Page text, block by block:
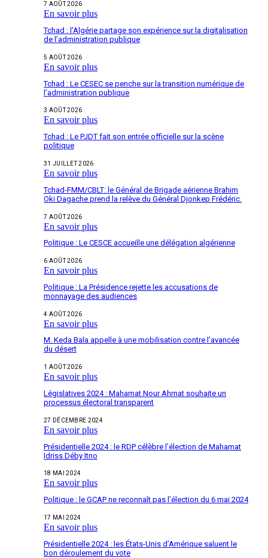
7 AOÛT 2026
En savoir plus
Tchad : l’Algérie partage son expérience sur la digitalisation
de l’administration publique
5 AOÛT 2026
En savoir plus
Tchad : Le CESEC se penche sur la transition numérique de
l’administration publique
3 AOÛT 2026
En savoir plus
Tchad : Le PJDT fait son entrée officielle sur la scène
politique
31 JUILLET 2026
En savoir plus
Tchad-FMM/CBLT: le Général de Brigade aérienne Brahim
Oki Dagache prend la relève du Général Djonkep Frédéric.
7 AOÛT 2026
En savoir plus
Politique : Le CESCE accueille une délégation algérienne
6 AOÛT 2026
En savoir plus
Politique : La Présidence rejette les accusations de
monnayage des audiences
4 AOÛT 2026
En savoir plus
M. Keda Bala appelle à une mobilisation contre l’avancée
du désert
1 AOÛT 2026
En savoir plus
Législatives 2024 : Mahamat Nour Ahmat souhaite un
processus électoral transparent
27 DÉCEMBRE 2024
En savoir plus
Présidentielle 2024 : le RDP célèbre l’élection de Mahamat
Idriss Déby Itno
18 MAI 2024
En savoir plus
Politique : le GCAP ne reconnaît pas l’élection du 6 mai 2024
17 MAI 2024
En savoir plus
Présidentielle 2024 : les États-Unis d’Amérique saluent le
bon déroulement du vote